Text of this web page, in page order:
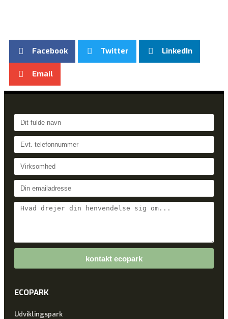
Facebook Twitter LinkedIn
Email
kontakt ecopark
ECOPARK
Udviklingspark